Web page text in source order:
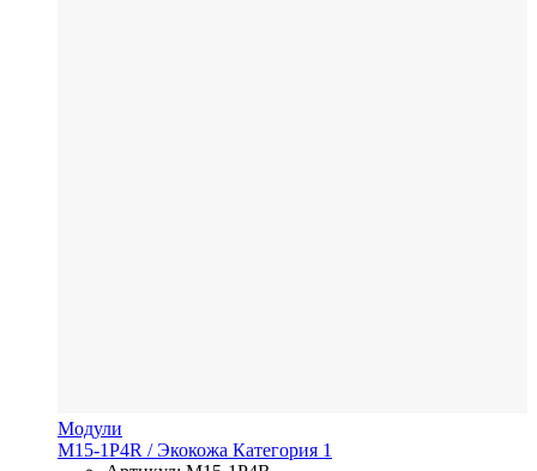
Модули
M15-1P4R / Экокожа Категория 1